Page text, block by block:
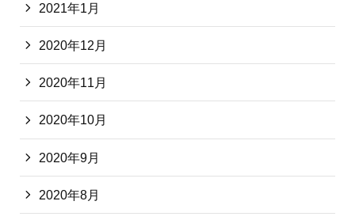
2021年1月
2020年12月
2020年11月
2020年10月
2020年9月
2020年8月